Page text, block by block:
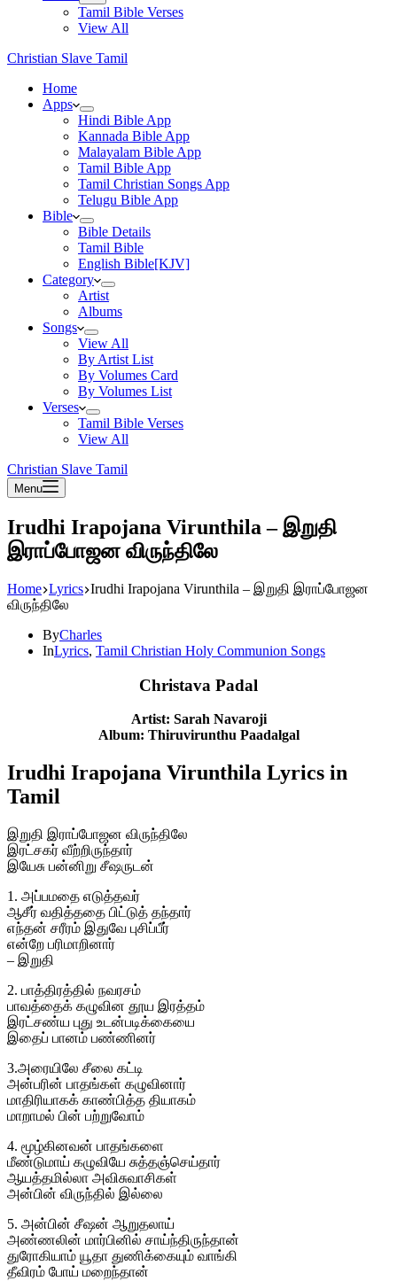
Tamil Bible Verses
View All
Christian Slave Tamil
Home
Apps
Hindi Bible App
Kannada Bible App
Malayalam Bible App
Tamil Bible App
Tamil Christian Songs App
Telugu Bible App
Bible
Bible Details
Tamil Bible
English Bible[KJV]
Category
Artist
Albums
Songs
View All
By Artist List
By Volumes Card
By Volumes List
Verses
Tamil Bible Verses
View All
Christian Slave Tamil
Menu
Irudhi Irapojana Virunthila – இறுதி
இராப்போஜன விருந்திலே
Home Lyrics Irudhi Irapojana Virunthila – இறுதி இராப்போஜன
விருந்திலே
ByCharles
InLyrics, Tamil Christian Holy Communion Songs
Christava Padal
Artist: Sarah Navaroji
Album: Thiruvirunthu Paadalgal
Irudhi Irapojana Virunthila Lyrics in
Tamil
இறுதி இராப்போஜன விருந்திலே
இரட்சகர் வீற்றிருந்தார்
இயேசு பன்னிறு சீஷருடன்
1. அப்பமதை எடுத்தவர்
ஆசீர் வதித்ததை பிட்டுத் தந்தார்
எந்தன் சரீரம் இதுவே புசிப்பீர்
என்றே பரிமாறினார்
– இறுதி
2. பாத்திரத்தில் நவரசம்
பாவத்தைக் கழுவின தூய இரத்தம்
இரட்சண்ய புது உடன்படிக்கையை
இதைப் பானம் பண்ணினர்
3.அரையிலே சீலை கட்டி
அன்பரின் பாதங்கள் கழுவினார்
மாதிரியாகக் காண்பித்த தியாகம்
மாறாமல் பின் பற்றுவோம்
4. மூழ்கினவன் பாதங்களை
மீண்டுமாய் கழுவியே சுத்தஞ்செய்தார்
ஆயத்தமில்லா அவிசுவாசிகள்
அன்பின் விருந்தில் இல்லை
5. அன்பின் சீஷன் ஆறுதலாய்
அண்ணலின் மார்பினில் சாய்ந்திருந்தான்
துரோகியாம் யூதா துணிக்கையும் வாங்கி
தீவிரம் போய் மறைந்தான்